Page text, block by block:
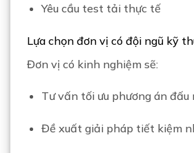
Yêu cầu test tải thực tế
Lựa chọn đơn vị có đội ngũ kỹ
Đơn vị có kinh nghiệm sẽ:
Tư vấn tối ưu phương án đấu
Đề xuất giải pháp tiết kiệm